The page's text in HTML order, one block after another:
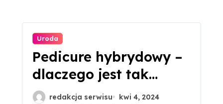
Uroda
Pedicure hybrydowy –
dlaczego jest tak
popularny?
redakcja serwisu kwi 4, 2024